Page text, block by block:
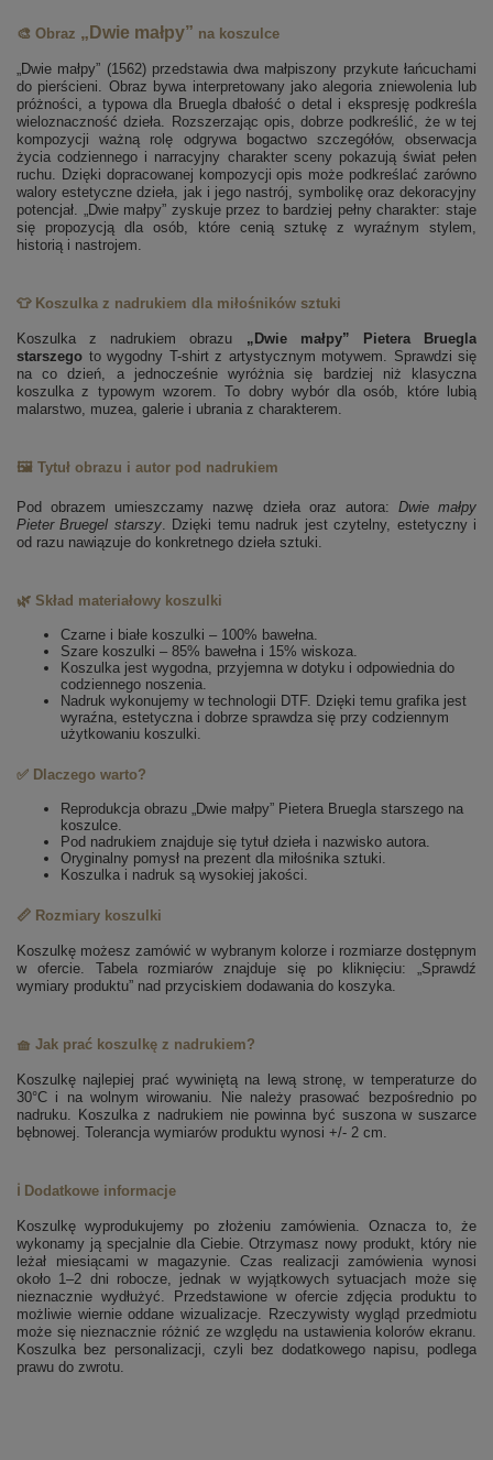
🎨 Obraz „Dwie małpy” na koszulce
„Dwie małpy” (1562) przedstawia dwa małpiszony przykute łańcuchami
do pierścieni. Obraz bywa interpretowany jako alegoria zniewolenia lub
próżności, a typowa dla Bruegla dbałość o detal i ekspresję podkreśla
wieloznaczność dzieła. Rozszerzając opis, dobrze podkreślić, że w tej
kompozycji ważną rolę odgrywa bogactwo szczegółów, obserwacja
życia codziennego i narracyjny charakter sceny pokazują świat pełen
ruchu. Dzięki dopracowanej kompozycji opis może podkreślać zarówno
walory estetyczne dzieła, jak i jego nastrój, symbolikę oraz dekoracyjny
potencjał. „Dwie małpy” zyskuje przez to bardziej pełny charakter: staje
się propozycją dla osób, które cenią sztukę z wyraźnym stylem,
historią i nastrojem.
👕 Koszulka z nadrukiem dla miłośników sztuki
Koszulka z nadrukiem obrazu „Dwie małpy” Pietera Bruegla
starszego to wygodny T-shirt z artystycznym motywem. Sprawdzi się
na co dzień, a jednocześnie wyróżnia się bardziej niż klasyczna
koszulka z typowym wzorem. To dobry wybór dla osób, które lubią
malarstwo, muzea, galerie i ubrania z charakterem.
🖼️ Tytuł obrazu i autor pod nadrukiem
Pod obrazem umieszczamy nazwę dzieła oraz autora: Dwie małpy
Pieter Bruegel starszy. Dzięki temu nadruk jest czytelny, estetyczny i
od razu nawiązuje do konkretnego dzieła sztuki.
🌿 Skład materiałowy koszulki
Czarne i białe koszulki – 100% bawełna.
Szare koszulki – 85% bawełna i 15% wiskoza.
Koszulka jest wygodna, przyjemna w dotyku i odpowiednia do
codziennego noszenia.
Nadruk wykonujemy w technologii DTF. Dzięki temu grafika jest
wyraźna, estetyczna i dobrze sprawdza się przy codziennym
użytkowaniu koszulki.
✅ Dlaczego warto?
Reprodukcja obrazu „Dwie małpy” Pietera Bruegla starszego na
koszulce.
Pod nadrukiem znajduje się tytuł dzieła i nazwisko autora.
Oryginalny pomysł na prezent dla miłośnika sztuki.
Koszulka i nadruk są wysokiej jakości.
📏 Rozmiary koszulki
Koszulkę możesz zamówić w wybranym kolorze i rozmiarze dostępnym
w ofercie. Tabela rozmiarów znajduje się po kliknięciu: „Sprawdź
wymiary produktu” nad przyciskiem dodawania do koszyka.
🧺 Jak prać koszulkę z nadrukiem?
Koszulkę najlepiej prać wywiniętą na lewą stronę, w temperaturze do
30°C i na wolnym wirowaniu. Nie należy prasować bezpośrednio po
nadruku. Koszulka z nadrukiem nie powinna być suszona w suszarce
bębnowej. Tolerancja wymiarów produktu wynosi +/- 2 cm.
ℹ️ Dodatkowe informacje
Koszulkę wyprodukujemy po złożeniu zamówienia. Oznacza to, że
wykonamy ją specjalnie dla Ciebie. Otrzymasz nowy produkt, który nie
leżał miesiącami w magazynie. Czas realizacji zamówienia wynosi
około 1–2 dni robocze, jednak w wyjątkowych sytuacjach może się
nieznacznie wydłużyć. Przedstawione w ofercie zdjęcia produktu to
możliwie wiernie oddane wizualizacje. Rzeczywisty wygląd przedmiotu
może się nieznacznie różnić ze względu na ustawienia kolorów ekranu.
Koszulka bez personalizacji, czyli bez dodatkowego napisu, podlega
prawu do zwrotu.